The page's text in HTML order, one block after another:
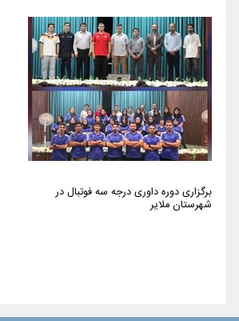
برگزاری دوره داوری درجه سه فوتبال در
شهرستان ملایر